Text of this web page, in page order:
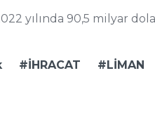
yılında 90,5 milyar
İHRACAT LİMAN